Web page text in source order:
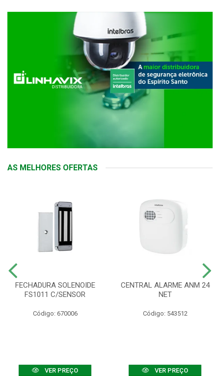
AS MELHORES OFERTAS
FECHADURA SOLENOIDE
FS1011 C/SENSOR
Código: 670006
VER PREÇO
CENTRAL ALARME ANM 24
NET
Código: 543512
VER PREÇO